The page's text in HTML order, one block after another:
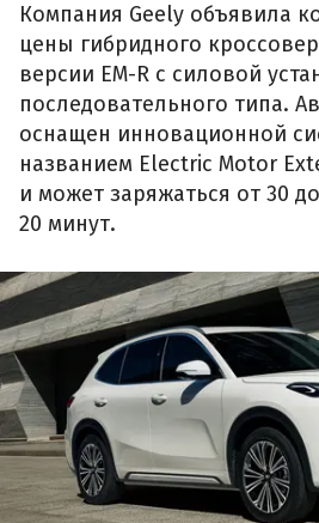
Компания Geely объявила
цены гибридного
версии EM-R с силовой
последовательного типа.
оснащен инновационной
названием Electric Motor
и может заряжаться от 30
20 минут.